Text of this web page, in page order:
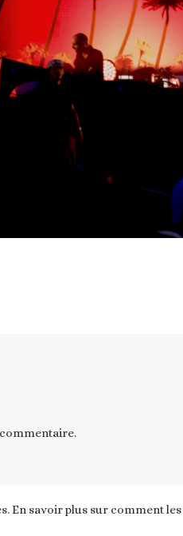
En savoir plus sur comment